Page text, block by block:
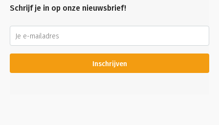
Schrijf je in op onze nieuwsbrief!
Inschrijven